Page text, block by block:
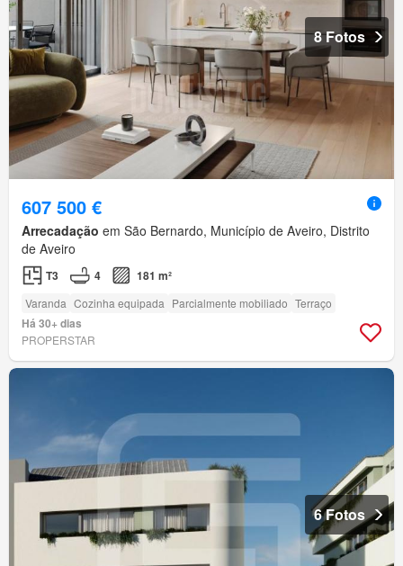
8 Fotos
607 500 €
Arrecadação em São Bernardo, Município de Aveiro, Distrito
de Aveiro
T3 4 181 m²
Varanda Cozinha equipada Parcialmente mobiliado Terraço
Há 30+ dias
PROPERSTAR
6 Fotos